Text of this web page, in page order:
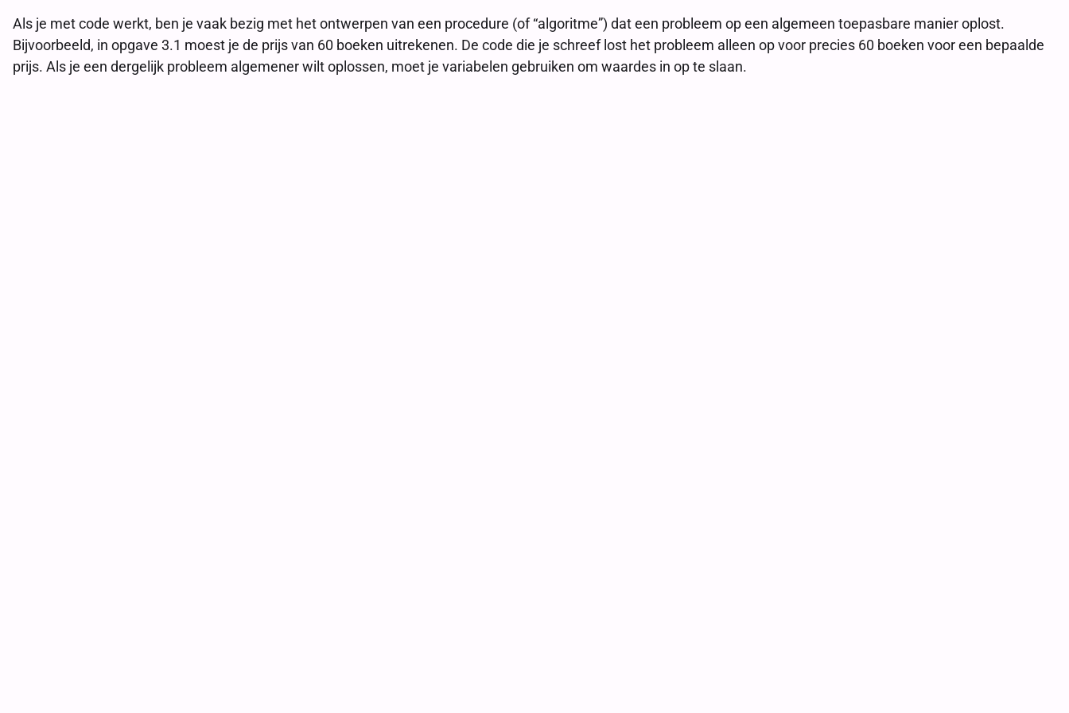
Als je met code werkt, ben je vaak bezig met het ontwerpen van een procedure (of “algoritme”) dat een probleem op een algemeen toepasbare manier oplost.
Bijvoorbeeld, in opgave 3.1 moest je de prijs van 60 boeken uitrekenen. De code die je schreef lost het probleem alleen op voor precies 60 boeken voor een bepaalde
prijs. Als je een dergelijk probleem algemener wilt oplossen, moet je variabelen gebruiken om waardes in op te slaan.